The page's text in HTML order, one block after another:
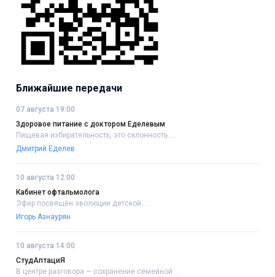
Ближайшие передачи
07 августа 19:00
Здоровое питание с доктором Еделевым
Пищевая избирательность, это склонность....
Дмитрий Еделев
10 августа 12:00
Кабинет офтальмолога
Эфир посвящён эволюции детской....
Игорь Азнаурян
10 августа 14:00
СтудАптациЯ
В центре разговора — сохранение семейной....